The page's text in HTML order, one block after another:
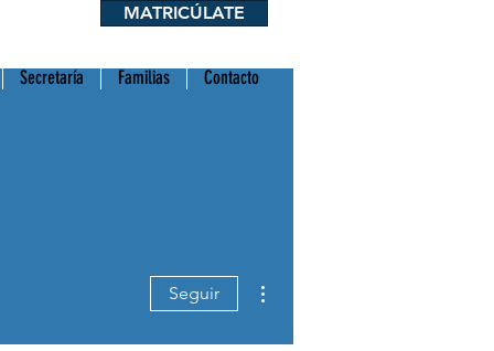
MATRICÚLATE
Secretaría Familias Contacto
Seguir